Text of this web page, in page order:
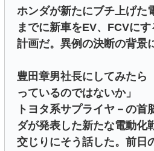
ホンダが新たにブチ上げた
までに新車をEV、FCVに
計画だ。異例の決断の背景
豊田章男社長にしてみたら
っているのではないか」
トヨタ系サプライヤ－の首
ダが発表した新たな電動化
交じりにそう話した。前日